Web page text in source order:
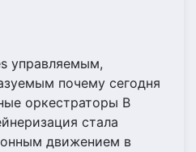
управляемым,
почему сегодня
оркестраторы В
стала
движением в